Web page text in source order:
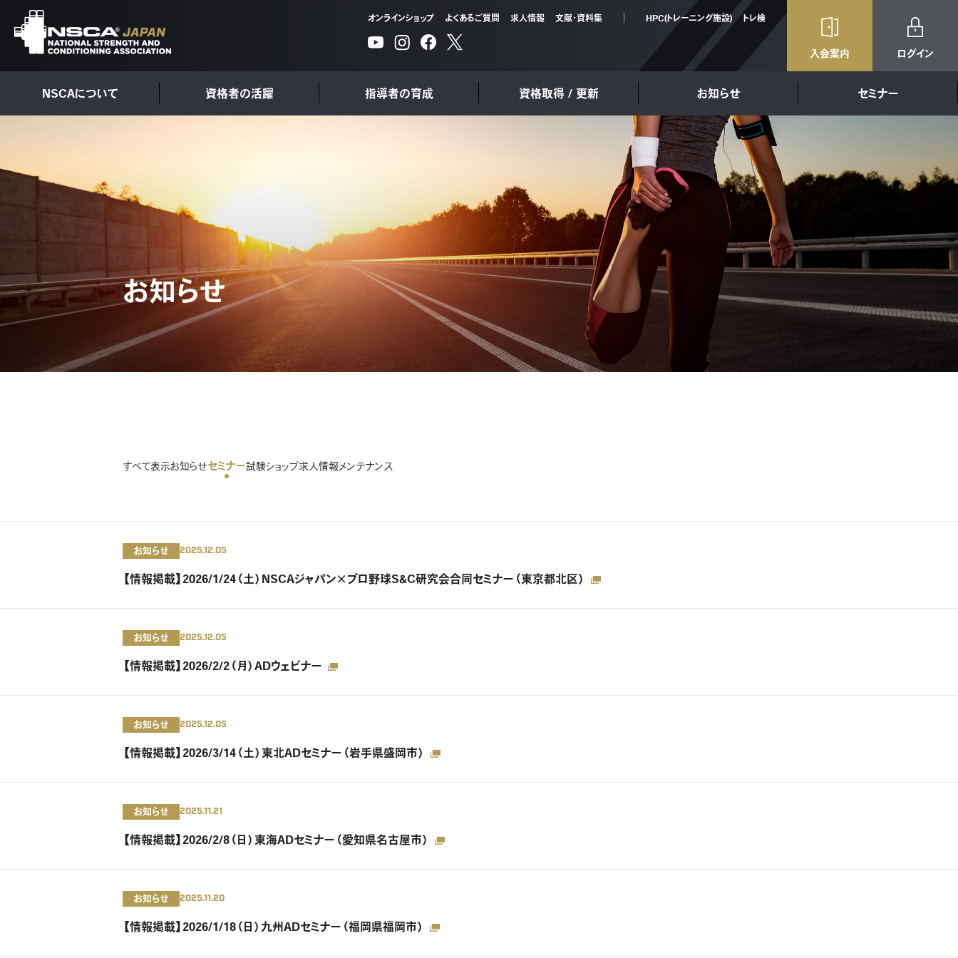
オンラインショップ よくあるご質問 求人情報 文献・資料集 HPC(トレーニング施設) トレ検
入会案内 ログイン
NSCAについて 資格者の活躍 指導者の育成 資格取得 / 更新 お知らせ セミナー
お知らせ
すべて表示お知らせセミナー試験ショップ求人情報 メンテナンス
お知らせ 2025.12.05
【情報掲載】2026/1/24（土）NSCAジャパン×プロ野球S&C研究会合同セミナー（東京都北区）
お知らせ 2025.12.05
【情報掲載】2026/2/2（月）ADウェビナー
お知らせ 2025.12.05
【情報掲載】2026/3/14（土）東北ADセミナー（岩手県盛岡市）
お知らせ 2025.11.21
【情報掲載】2026/2/8（日）東海ADセミナー（愛知県名古屋市）
お知らせ 2025.11.20
【情報掲載】2026/1/18（日）九州ADセミナー（福岡県福岡市）